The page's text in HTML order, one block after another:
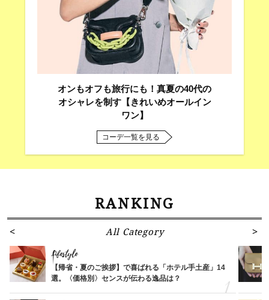
オンもオフも旅行にも！真夏の40代の
オシャレを制す【きれいめオールイン
ワン】
コーデ一覧を見る
RANKING
All Category
Lifestyle
【帰省・夏のご挨拶】で喜ばれる「ホテル手土産」14
選。〈価格別〉センスが伝わる逸品は？